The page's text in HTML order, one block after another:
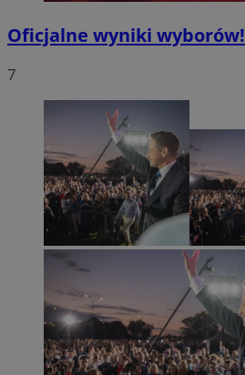
Oficjalne wyniki wyborów!
7